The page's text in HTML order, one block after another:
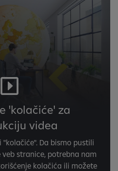
'kolačiće' za
videa
Da bismo pustili
stranice, potrebna nam
kolačića ili možete